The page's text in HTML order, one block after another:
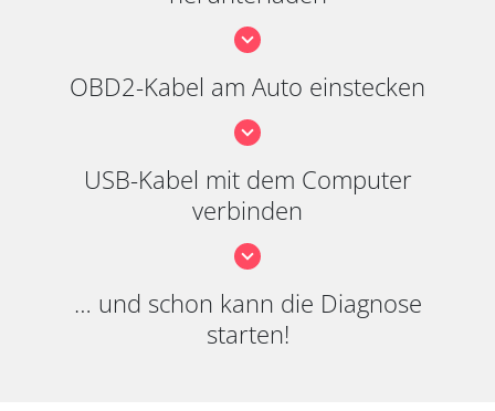
OBD2-Kabel am Auto einstecken
USB-Kabel mit dem Computer
verbinden
… und schon kann die Diagnose
starten!